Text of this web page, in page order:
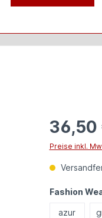
36,50
Preise inkl.
Fashion
azur